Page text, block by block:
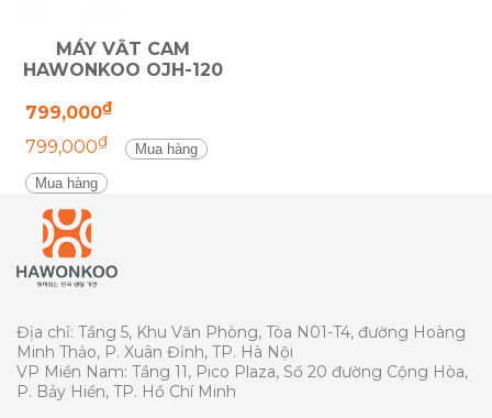
MÁY VẮT CAM
HAWONKOO OJH-120
799,000₫
799,000₫ Mua hàng
Mua hàng
Địa chỉ: Tầng 5, Khu Văn Phòng, Tòa N01-T4, đường Hoàng
Minh Thảo, P. Xuân Đỉnh, TP. Hà Nội
VP Miền Nam: Tầng 11, Pico Plaza, Số 20 đường Cộng Hòa,
P. Bảy Hiền, TP. Hồ Chí Minh